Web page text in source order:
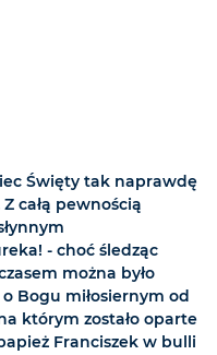
Święty tak naprawdę
całą pewnością
- choć śledząc
można było
Bogu miłosiernym od
którym zostało oparte
Franciszek w bulli